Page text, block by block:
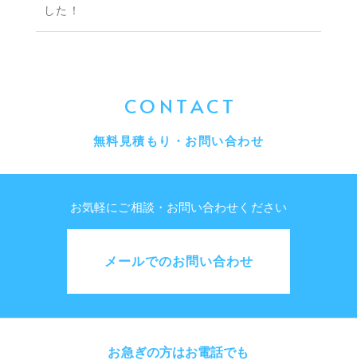
した！
CONTACT
無料見積もり・お問い合わせ
お気軽にご相談・お問い合わせください
メールでのお問い合わせ
お急ぎの方はお電話でも